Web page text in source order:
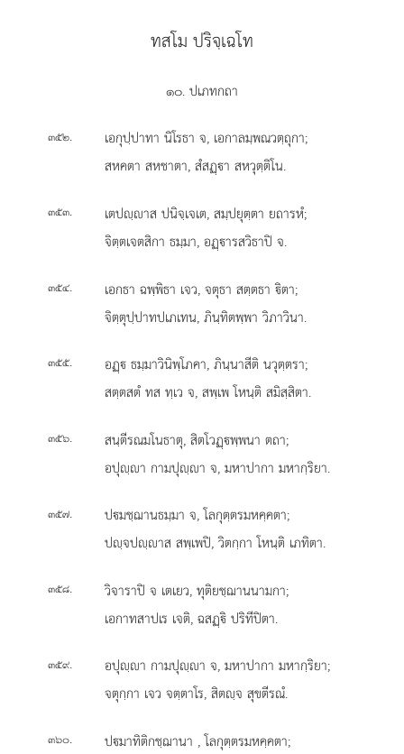
ทสโม ปริจฺเฉโท
๑๐. ปเภทกถา
๓๕๒.
เอกุปฺปาทา นิโรธา จ, เอกาลมฺพณวตฺถุกา;
สหคตา สหชาตา, สํสฏฺา สหวุตฺติโน.
๓๕๓.
เตปฺาส ปนิจฺเจเต, สมฺปยุตฺตา ยถารหํ;
จิตฺตเจตสิกา ธมฺมา, อฏฺารสวิธาปิ จ.
๓๕๔. เอกธา ฉพฺพิธา เจว, จตุธา สตฺตธา ิตา;
จิตฺตุปฺปาทปเภเทน, ภินฺทิตพฺพา วิภาวินา.
๓๕๕.
อฏฺ ธมฺมาวินิพฺโภคา, ภินฺนาสีติ นวุตฺตรา;
สตฺตสตํ ทส ทฺเว จ, สพฺเพ โหนฺติ สมิสฺสิตา.
๓๕๖.
สนฺตีรณมโนธาตุ, สิตโวฏฺพฺพนา ตถา;
อปุฺา กามปุฺา จ, มหาปากา มหากฺริยา.
๓๕๗.
ปมชฺฌานธมฺมา จ, โลกุตฺตรมหคฺคตา;
ปฺจปฺาส สพฺเพปิ, วิตกฺกา โหนฺติ เภทิตา.
๓๕๘.
วิจาราปิ จ เตเยว, ทุติยชฺฌานนามกา;
เอกาทสาปเร เจติ, ฉสฏฺิ ปริทีปิตา.
๓๕๙.
อปุฺา กามปุฺา จ, มหาปากา มหากฺริยา;
จตุกฺกา เจว จตฺตาโร, สิตฺจ สุขตีรณํ.
๓๖๐. ปมาทิติกชฺฌานา , โลกุตฺตรมหคฺคตา;